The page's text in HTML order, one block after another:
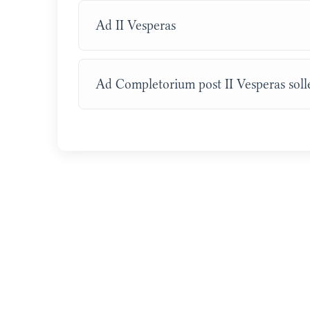
Ad II Vesperas
Ad Completorium post II Vesperas